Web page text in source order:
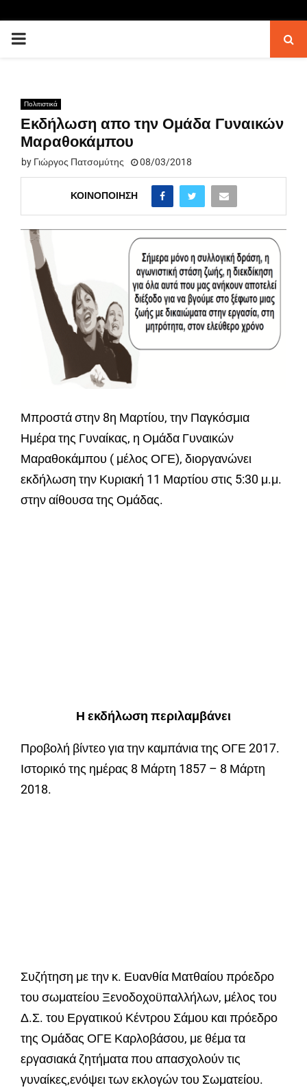
PRIMARY
Πολιτιστικά
Εκδήλωση απο την Ομάδα Γυναικών
Μαραθοκάμπου
by Γιώργος Πατσομύτης 08/03/2018
ΚΟΙΝΟΠΟΊΗΣΗ
Μπροστά στην 8η Μαρτίου, την Παγκόσμια
Ημέρα της Γυναίκας, η Ομάδα Γυναικών
Μαραθοκάμπου ( μέλος ΟΓΕ), διοργανώνει
εκδήλωση την Κυριακή 11 Μαρτίου στις 5:30 μ.μ.
στην αίθουσα της Ομάδας.
Η εκδήλωση περιλαμβάνει
Προβολή βίντεο για την καμπάνια της ΟΓΕ 2017.
Ιστορικό της ημέρας 8 Μάρτη 1857 – 8 Μάρτη
2018.
Συζήτηση με την κ. Ευανθία Ματθαίου πρόεδρο
του σωματείου Ξενοδοχοϋπαλλήλων, μέλος του
Δ.Σ. του Εργατικού Κέντρου Σάμου και πρόεδρο
της Ομάδας ΟΓΕ Καρλοβάσου, με θέμα τα
εργασιακά ζητήματα που απασχολούν τις
γυναίκες,ενόψει των εκλογών του Σωματείου.